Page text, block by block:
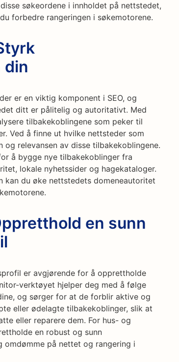
søkeordene i innholdet på nettstedet,
forbedre rangeringen i søkemotorene.
din
er en viktig komponent i SEO, og
ditt er pålitelig og autoritativt. Med
tilbakekoblingene som peker til
Ved å finne ut hvilke nettsteder som
relevansen av disse tilbakekoblingene.
å bygge nye tilbakekoblinger fra
lokale nyhetssider og hagekataloger.
du øke nettstedets domeneautoritet
en sunn
er avgjørende for å opprettholde
verktøyet hjelper deg med å følge
og sørger for at de forblir aktive og
eller ødelagte tilbakekoblinger, slik at
eller reparere dem. For hus- og
en robust og sunn
på nettet og rangering i